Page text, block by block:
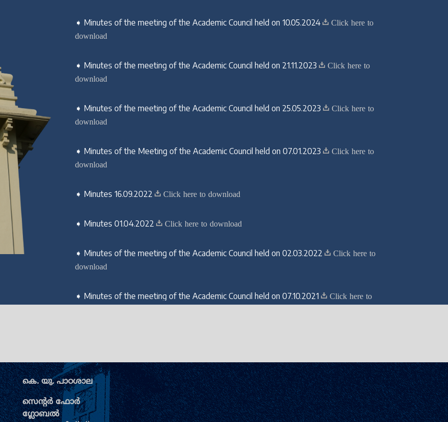
➧ Minutes of the meeting of the Academic Council held on 10.05.2024
Click here to
download
➧ Minutes of the meeting of the Academic Council held on 21.11.2023
Click here to
download
➧ Minutes of the meeting of the Academic Council held on 25.05.2023
Click here to
download
➧ Minutes of the Meeting of the Academic Council held on 07.01.2023
Click here to
download
➧ Minutes 16.09.2022 Click here to download
➧ Minutes 01.04.2022 Click here to download
➧ Minutes of the meeting of the Academic Council held on 02.03.2022
Click here to
download
➧ Minutes of the meeting of the Academic Council held on 07.10.2021
Click here to
➧ 15.10.2020 -ല്‍ നടന്ന അക്കാദമിക് കൗണ്‍സില്‍ മീറ്റിംഗിന്‍റെ മിനിട്ട്സ്
ഡൗണ്‍ലോ‍‍ഡ് ചെയ്യുന്നതിന് ഇവിടെ ക്ലിക്ക് ചെയ്യുക
കെ. യു. പാഠശാല
സെന്‍റര്‍ ഫോര്‍
ഗ്ലോബല്‍